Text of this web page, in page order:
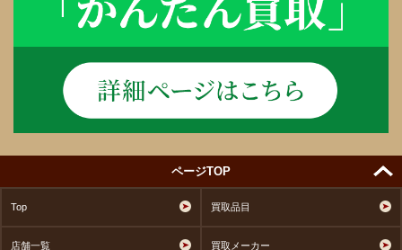
ページTOP
Top 買取品目
店舗一覧 買取メーカー